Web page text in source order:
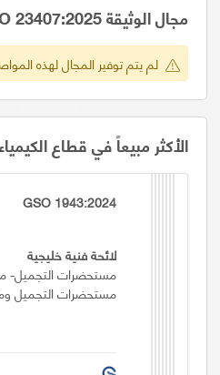
مجال الوثيقة GSO ISO 23407:2025
لم يتم توفير المجال لهذه
الأكثر مبيعاً في قطاع
GSO 1943:2024
لائحة فنية خليجية
مستحضرات التجميل-
مستحضرات التجميل